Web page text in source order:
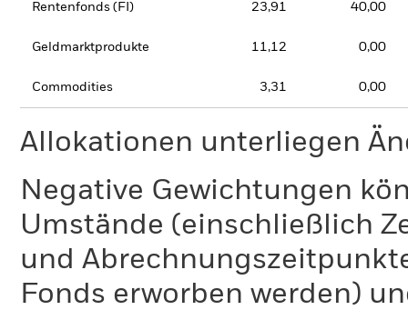
Rentenfonds (FI) 23,91 40,00
Geldmarktprodukte 11,12 0,00
Commodities 3,31 0,00
Allokationen unterliegen
Negative Gewichtungen
Umstände (einschließlich
und
Fonds erworben werden)